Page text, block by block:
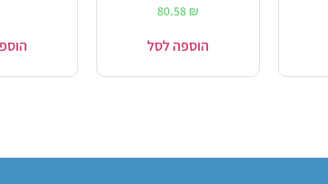
80.58 ₪
הוספה לסל